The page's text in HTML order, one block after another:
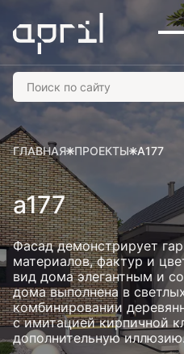
ГЛАВНАЯ ПРОЕКТЫ A177
a177
Фасад демонстрирует
материалов, фактур и
вид дома элегантным и
дома выполнена в
комбинировании
с имитацией кирпичной
дополнительную